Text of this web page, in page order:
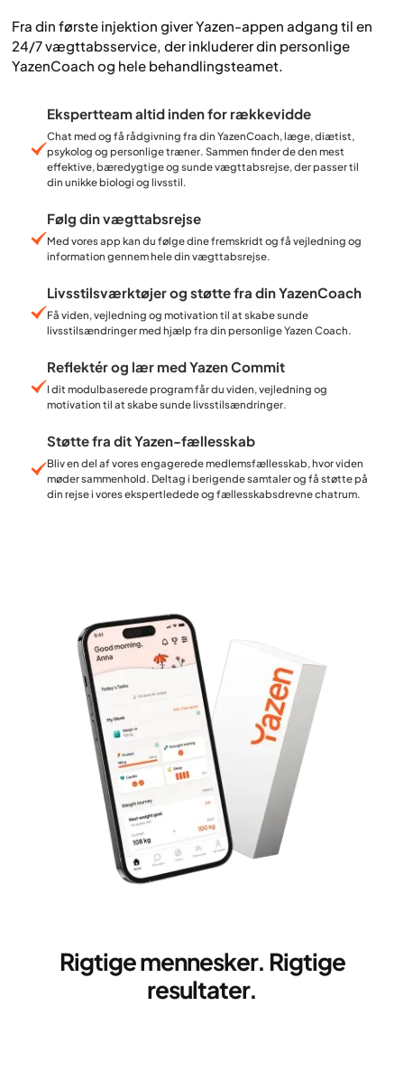
Fra din første injektion giver Yazen-appen adgang til en
24/7 vægttabsservice, der inkluderer din personlige
YazenCoach og hele behandlingsteamet.
Ekspertteam altid inden for rækkevidde
Chat med og få rådgivning fra din YazenCoach, læge, diætist,
psykolog og personlige træner. Sammen finder de den mest
effektive, bæredygtige og sunde vægttabsrejse, der passer til
din unikke biologi og livsstil.
Følg din vægttabsrejse
Med vores app kan du følge dine fremskridt og få vejledning og
information gennem hele din vægttabsrejse.
Livsstilsværktøjer og støtte fra din YazenCoach
Få viden, vejledning og motivation til at skabe sunde
livsstilsændringer med hjælp fra din personlige Yazen Coach.
Reflektér og lær med Yazen Commit
I dit modulbaserede program får du viden, vejledning og
motivation til at skabe sunde livsstilsændringer.
Støtte fra dit Yazen-fællesskab
Bliv en del af vores engagerede medlemsfællesskab, hvor viden
møder sammenhold. Deltag i berigende samtaler og få støtte på
din rejse i vores ekspertledede og fællesskabsdrevne chatrum.
Rigtige mennesker. Rigtige
resultater.